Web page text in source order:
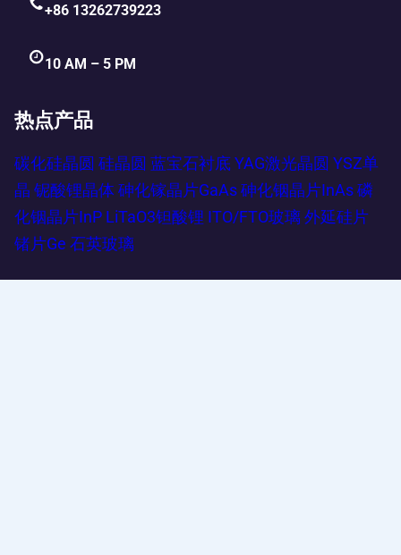
+86 13262739223
10 AM – 5 PM
热点产品
碳化硅晶圆 硅晶圆 蓝宝石衬底 YAG激光晶圆 YSZ单
晶 铌酸锂晶体 砷化镓晶片GaAs 砷化铟晶片InAs 磷
化铟晶片InP LiTaO3钽酸锂 ITO/FTO玻璃 外延硅片
锗片Ge 石英玻璃